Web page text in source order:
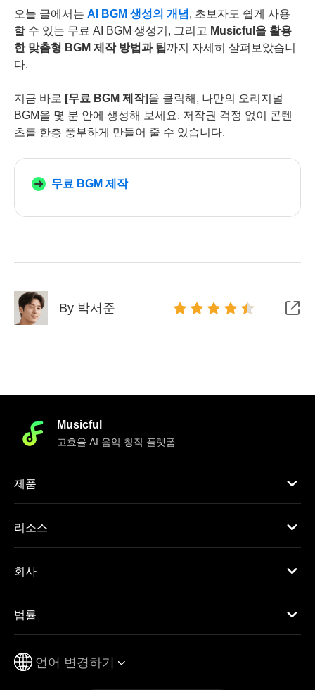
오늘 글에서는 AI BGM 생성의 개념, 초보자도 쉽게 사용
할 수 있는 무료 AI BGM 생성기, 그리고 Musicful을 활용
한 맞춤형 BGM 제작 방법과 팁까지 자세히 살펴보았습니
다.
지금 바로 [무료 BGM 제작]을 클릭해, 나만의 오리지널
BGM을 몇 분 안에 생성해 보세요. 저작권 걱정 없이 콘텐
츠를 한층 풍부하게 만들어 줄 수 있습니다.
무료 BGM 제작
By 박서준
Musicful
고효율 AI 음악 창작 플랫폼
제품
리소스
회사
법률
언어 변경하기